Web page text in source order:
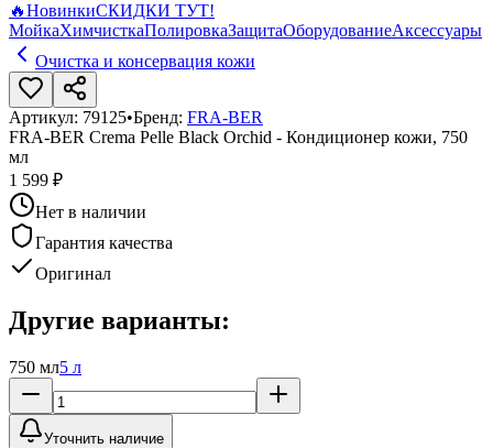
🔥НовинкиСКИДКИ ТУТ!
МойкаХимчисткаПолировкаЗащитаОборудованиеАксессуары
Очистка и консервация кожи
Артикул: 79125•Бренд: FRA-BER
FRA-BER Crema Pelle Black Orchid - Кондиционер кожи, 750
мл
1 599 ₽
Нет в наличии
Гарантия качества
Оригинал
Другие варианты:
750 мл5 л
Уточнить наличие